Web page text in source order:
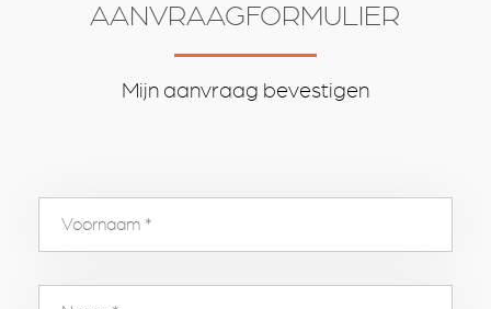
AANVRAAGFORMULIER
Mijn aanvraag bevestigen